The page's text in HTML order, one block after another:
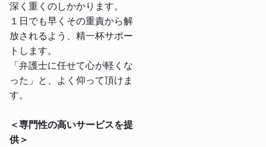
深く重くのしかかります。
１日でも早くその重責から解
放されるよう、精一杯サポー
トします。
「弁護士に任せて心が軽くな
った」と、よく仰って頂けま
す。
＜専門性の高いサービスを提
供＞